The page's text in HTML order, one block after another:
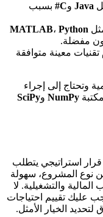
Java وC#
بسبب
MATLAB، Python
مفضلة.
معينة متوافقة
وتحتاج إلى إجراء
NumPy وSciPy
استراتيجي يتطلب
نوع المشروع، سهولة
المالية والتشغيلية. لا
عليك تقييم احتياجات
الخيار الأمثل.